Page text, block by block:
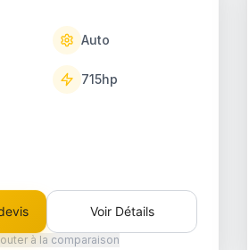
Auto
715hp
Voir Détails
à la comparaison